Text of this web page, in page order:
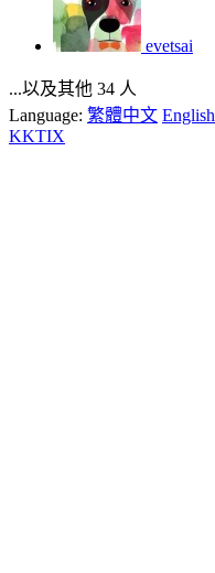
evetsai
...以及其他 34 人
Language: 繁體中文 English
KKTIX